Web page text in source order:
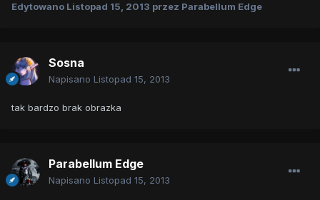
Edytowano Listopad 15, 2013 przez Parabellum Edge
Sosna
Napisano Listopad 15, 2013
tak bardzo brak obrazka
Parabellum Edge
Napisano Listopad 15, 2013